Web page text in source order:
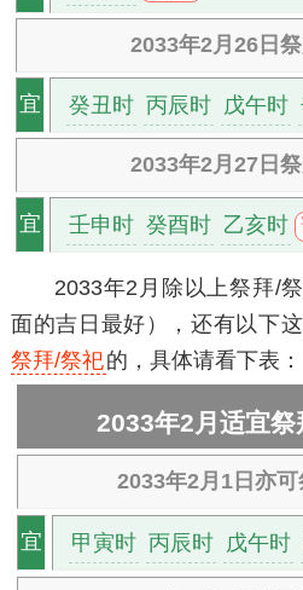
2033年2月26日
宜 癸丑时 丙辰时 戊午时
2033年2月27日
宜 壬申时 癸酉时 乙亥时
2033年2月除以上祭拜/
面的吉日最好），还有以下
祭拜/祭祀的，具体请看下表：
2033年2月适宜
2033年2月1日亦
宜 甲寅时 丙辰时 戊午时